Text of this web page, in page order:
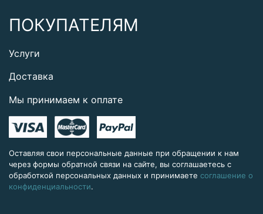
ПОКУПАТЕЛЯМ
Услуги
Доставка
Мы принимаем к оплате
Оставляя свои персональные данные при обращении к нам
через формы обратной связи на сайте, вы соглашаетесь с
обработкой персональных данных и принимаете соглашение о
конфиденциальности.